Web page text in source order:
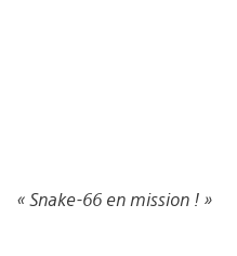
« Snake-66 en mission ! »